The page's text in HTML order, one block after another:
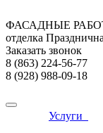
ФАСАДНЫЕ РАБОТЫ
отделка
Заказать звонок
8 (863) 224-56-77
8 (928) 988-09-18
Услуги